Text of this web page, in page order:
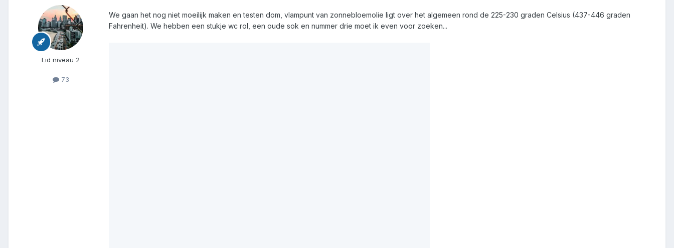
Lid niveau 2
73
We gaan het nog niet moeilijk maken en testen dom, vlampunt van zonnebloemolie ligt over het algemeen rond de 225-230 graden Celsius (437-446 graden
Fahrenheit). We hebben een stukje wc rol, een oude sok en nummer drie moet ik even voor zoeken...